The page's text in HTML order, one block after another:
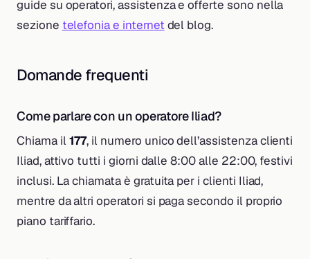
guide su operatori, assistenza e offerte sono nella
sezione telefonia e internet del blog.
Domande frequenti
Come parlare con un operatore Iliad?
Chiama il177, il numero unico dell’assistenza clienti
Iliad, attivo tutti i giorni dalle 8:00 alle 22:00, festivi
inclusi. La chiamata è gratuita per i clienti Iliad,
mentre da altri operatori si paga secondo il proprio
piano tariffario.